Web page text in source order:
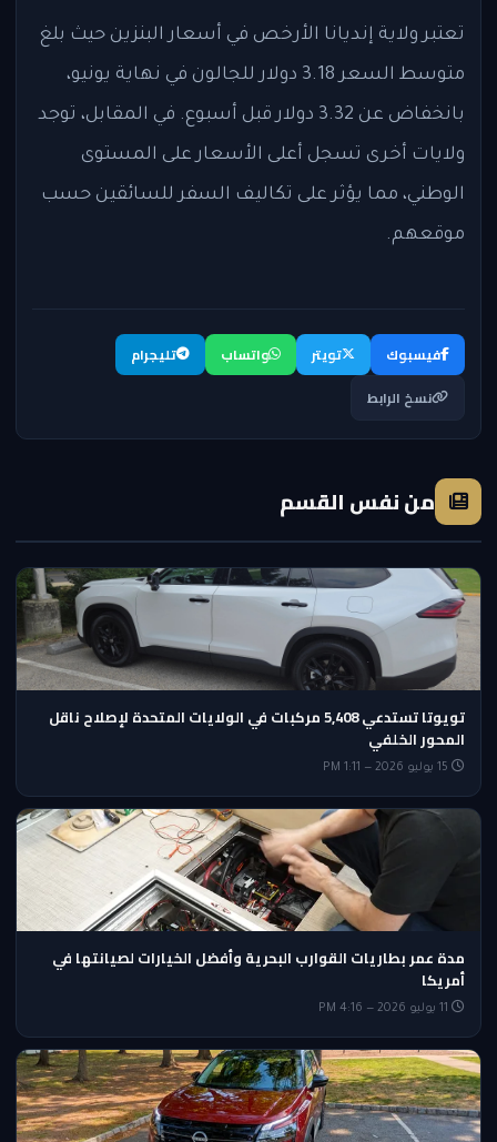
تعتبر ولاية إنديانا الأرخص في أسعار البنزين حيث بلغ
متوسط السعر 3.18 دولار للجالون في نهاية يونيو،
بانخفاض عن 3.32 دولار قبل أسبوع. في المقابل، توجد
ولايات أخرى تسجل أعلى الأسعار على المستوى
الوطني، مما يؤثر على تكاليف السفر للسائقين حسب
موقعهم.
فيسبوك تويتر واتساب
تليجرام
نسخ الرابط
من نفس القسم
تويوتا تستدعي 5,408 مركبات في الولايات المتحدة لإصلاح ناقل
المحور الخلفي
مدة عمر بطاريات القوارب البحرية وأفضل الخيارات لصيانتها في
أمريكا